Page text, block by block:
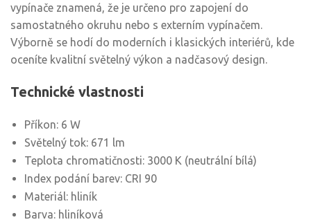
vypínače znamená, že je určeno pro zapojení do
samostatného okruhu nebo s externím vypínačem.
Výborně se hodí do moderních i klasických interiérů, kde
oceníte kvalitní světelný výkon a nadčasový design.
Technické vlastnosti
Příkon: 6 W
Světelný tok: 671 lm
Teplota chromatičnosti: 3000 K (neutrální bílá)
Index podání barev: CRI 90
Materiál: hliník
Barva: hliníková